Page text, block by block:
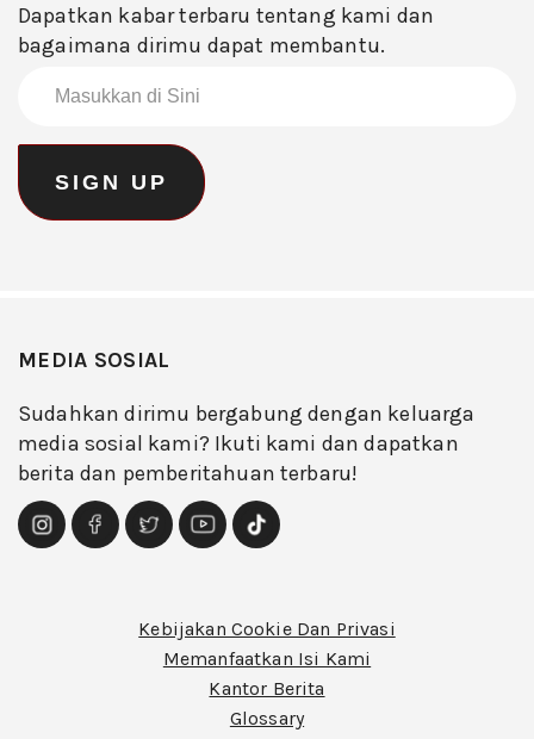
Dapatkan kabar terbaru tentang kami dan
bagaimana dirimu dapat membantu.
MEDIA SOSIAL
Sudahkan dirimu bergabung dengan keluarga
media sosial kami? Ikuti kami dan dapatkan
berita dan pemberitahuan terbaru!
Kebijakan Cookie Dan Privasi
Memanfaatkan Isi Kami
Kantor Berita
Glossary